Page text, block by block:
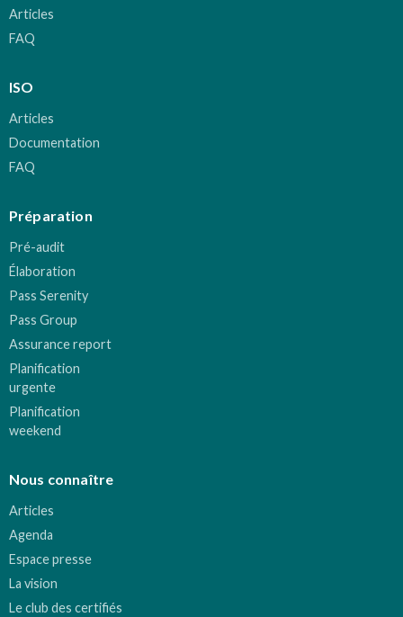
Articles
FAQ
ISO
Articles
Documentation
FAQ
Préparation
Pré-audit
Élaboration
Pass Serenity
Pass Group
Assurance report
Planification
urgente
Planification
weekend
Nous connaître
Articles
Agenda
Espace presse
La vision
Le club des certifiés